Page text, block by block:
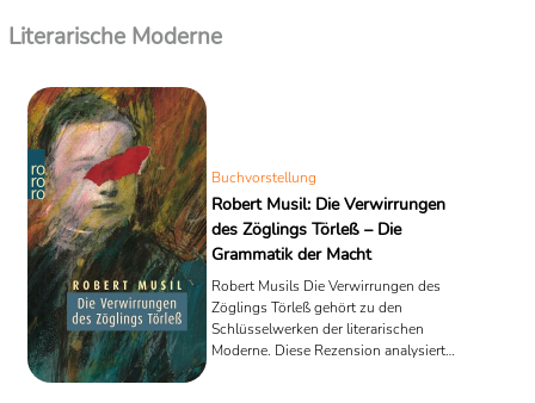
Quelle: Wikipedia
Literarische Moderne
Buchvorstellung
Robert Musil: Die Verwirrungen
des Zöglings Törleß – Die
Grammatik der Macht
Robert Musils Die Verwirrungen des
Zöglings Törleß gehört zu den
Schlüsselwerken der literarischen
Moderne. Diese Rezension analysiert